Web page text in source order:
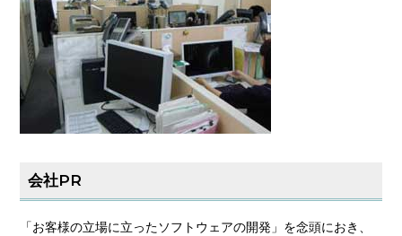
会社PR
「お客様の立場に立ったソフトウェアの開発」を念頭におき、